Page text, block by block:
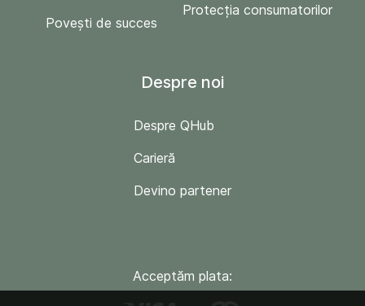
Povești de succes
Protecția consumatorilor
Despre noi
Despre QHub
Carieră
Devino partener
Acceptăm plata: